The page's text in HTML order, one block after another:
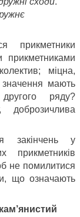
прикметниками
міцна,
значення мають
ряду?
доброзичлива
закінчень у
прикметників
не помилитися
що означають